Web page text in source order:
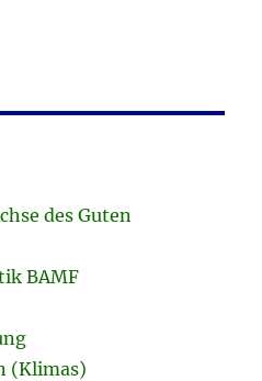
des Guten
BAMF
(Klimas)